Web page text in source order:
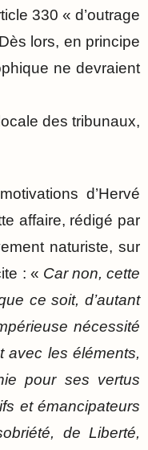
330 « d’outrage
lors, en principe
ne devraient
des tribunaux,
d’Hervé
affaire, rédigé par
naturiste, sur
: « Car non, cette
ce soit, d’autant
nécessité
avec les éléments,
pour ses vertus
et émancipateurs
de Liberté,